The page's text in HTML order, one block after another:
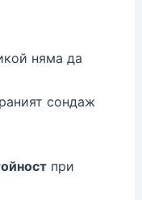
няма да
сондаж
при